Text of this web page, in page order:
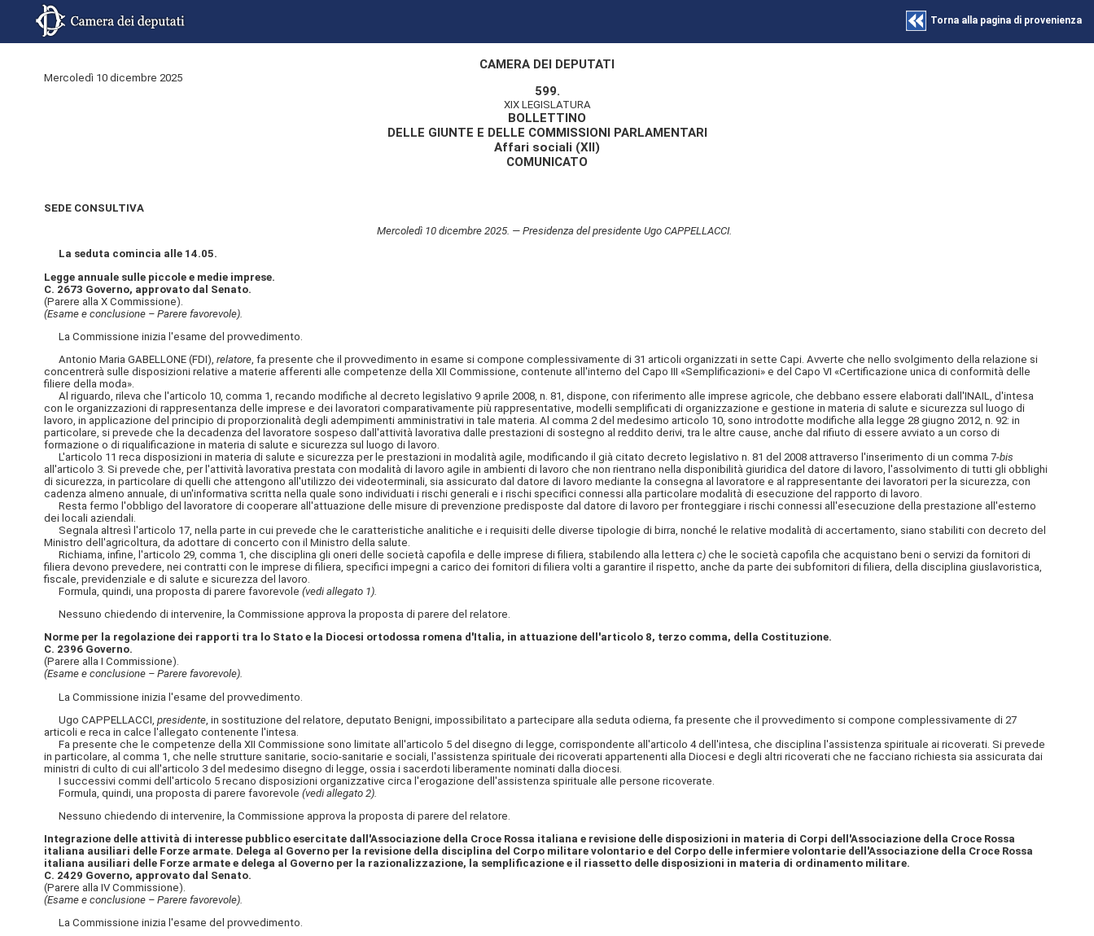
CAMERA DEI DEPUTATI
Mercoledì 10 dicembre 2025
599.
XIX LEGISLATURA
BOLLETTINO
DELLE GIUNTE E DELLE COMMISSIONI PARLAMENTARI
Affari sociali (XII)
COMUNICATO
SEDE CONSULTIVA
Mercoledì 10 dicembre 2025. — Presidenza del presidente Ugo CAPPELLACCI.
La seduta comincia alle 14.05.
Legge annuale sulle piccole e medie imprese.
C. 2673 Governo, approvato dal Senato.
(Parere alla X Commissione).
(Esame e conclusione – Parere favorevole).
La Commissione inizia l'esame del provvedimento.
Antonio Maria GABELLONE (FDI), relatore, fa presente che il provvedimento in esame si compone complessivamente di 31 articoli organizzati in sette Capi. Avverte che nello svolgimento della relazione si
concentrerà sulle disposizioni relative a materie afferenti alle competenze della XII Commissione, contenute all'interno del Capo III «Semplificazioni» e del Capo VI «Certificazione unica di conformità delle
filiere della moda».
Al riguardo, rileva che l'articolo 10, comma 1, recando modifiche al decreto legislativo 9 aprile 2008, n. 81, dispone, con riferimento alle imprese agricole, che debbano essere elaborati dall'INAIL, d'intesa
con le organizzazioni di rappresentanza delle imprese e dei lavoratori comparativamente più rappresentative, modelli semplificati di organizzazione e gestione in materia di salute e sicurezza sul luogo di
lavoro, in applicazione del principio di proporzionalità degli adempimenti amministrativi in tale materia. Al comma 2 del medesimo articolo 10, sono introdotte modifiche alla legge 28 giugno 2012, n. 92: in
particolare, si prevede che la decadenza del lavoratore sospeso dall'attività lavorativa dalle prestazioni di sostegno al reddito derivi, tra le altre cause, anche dal rifiuto di essere avviato a un corso di
formazione o di riqualificazione in materia di salute e sicurezza sul luogo di lavoro.
L'articolo 11 reca disposizioni in materia di salute e sicurezza per le prestazioni in modalità agile, modificando il già citato decreto legislativo n. 81 del 2008 attraverso l'inserimento di un comma 7-bis
all'articolo 3. Si prevede che, per l'attività lavorativa prestata con modalità di lavoro agile in ambienti di lavoro che non rientrano nella disponibilità giuridica del datore di lavoro, l'assolvimento di tutti gli obblighi
di sicurezza, in particolare di quelli che attengono all'utilizzo dei videoterminali, sia assicurato dal datore di lavoro mediante la consegna al lavoratore e al rappresentante dei lavoratori per la sicurezza, con
cadenza almeno annuale, di un'informativa scritta nella quale sono individuati i rischi generali e i rischi specifici connessi alla particolare modalità di esecuzione del rapporto di lavoro.
Resta fermo l'obbligo del lavoratore di cooperare all'attuazione delle misure di prevenzione predisposte dal datore di lavoro per fronteggiare i rischi connessi all'esecuzione della prestazione all'esterno
dei locali aziendali.
Segnala altresì l'articolo 17, nella parte in cui prevede che le caratteristiche analitiche e i requisiti delle diverse tipologie di birra, nonché le relative modalità di accertamento, siano stabiliti con decreto del
Ministro dell'agricoltura, da adottare di concerto con il Ministro della salute.
Richiama, infine, l'articolo 29, comma 1, che disciplina gli oneri delle società capofila e delle imprese di filiera, stabilendo alla lettera c)che le società capofila che acquistano beni o servizi da fornitori di
filiera devono prevedere, nei contratti con le imprese di filiera, specifici impegni a carico dei fornitori di filiera volti a garantire il rispetto, anche da parte dei subfornitori di filiera, della disciplina giuslavoristica,
fiscale, previdenziale e di salute e sicurezza del lavoro.
Formula, quindi, una proposta di parere favorevole (vedi allegato 1).
Nessuno chiedendo di intervenire, la Commissione approva la proposta di parere del relatore.
Norme per la regolazione dei rapporti tra lo Stato e la Diocesi ortodossa romena d'Italia, in attuazione dell'articolo 8, terzo comma, della Costituzione.
C. 2396 Governo.
(Parere alla I Commissione).
(Esame e conclusione – Parere favorevole).
La Commissione inizia l'esame del provvedimento.
Ugo CAPPELLACCI, presidente, in sostituzione del relatore, deputato Benigni, impossibilitato a partecipare alla seduta odierna, fa presente che il provvedimento si compone complessivamente di 27
articoli e reca in calce l'allegato contenente l'intesa.
Fa presente che le competenze della XII Commissione sono limitate all'articolo 5 del disegno di legge, corrispondente all'articolo 4 dell'intesa, che disciplina l'assistenza spirituale ai ricoverati. Si prevede
in particolare, al comma 1, che nelle strutture sanitarie, socio-sanitarie e sociali, l'assistenza spirituale dei ricoverati appartenenti alla Diocesi e degli altri ricoverati che ne facciano richiesta sia assicurata dai
ministri di culto di cui all'articolo 3 del medesimo disegno di legge, ossia i sacerdoti liberamente nominati dalla diocesi.
I successivi commi dell'articolo 5 recano disposizioni organizzative circa l'erogazione dell'assistenza spirituale alle persone ricoverate.
Formula, quindi, una proposta di parere favorevole (vedi allegato 2).
Nessuno chiedendo di intervenire, la Commissione approva la proposta di parere del relatore.
Integrazione delle attività di interesse pubblico esercitate dall'Associazione della Croce Rossa italiana e revisione delle disposizioni in materia di Corpi dell'Associazione della Croce Rossa
italiana ausiliari delle Forze armate. Delega al Governo per la revisione della disciplina del Corpo militare volontario e del Corpo delle infermiere volontarie dell'Associazione della Croce Rossa
italiana ausiliari delle Forze armate e delega al Governo per la razionalizzazione, la semplificazione e il riassetto delle disposizioni in materia di ordinamento militare.
C. 2429 Governo, approvato dal Senato.
(Parere alla IV Commissione).
(Esame e conclusione – Parere favorevole).
La Commissione inizia l'esame del provvedimento.
Torna alla pagina di provenienza